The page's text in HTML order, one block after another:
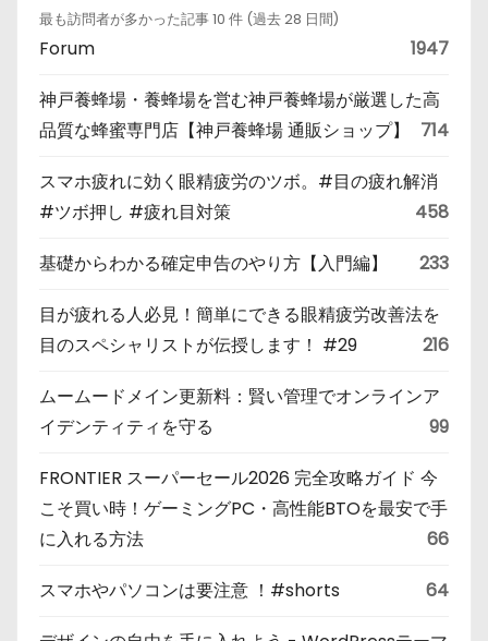
最も訪問者が多かった記事 10 件 (過去 28 日間)
Forum 1947
神戸養蜂場・養蜂場を営む神戸養蜂場が厳選した高
品質な蜂蜜専門店【神戸養蜂場 通販ショップ】
714
スマホ疲れに効く眼精疲労のツボ。#目の疲れ解消
#ツボ押し #疲れ目対策
458
基礎からわかる確定申告のやり方【入門編】 233
目が疲れる人必見！簡単にできる眼精疲労改善法を
目のスペシャリストが伝授します！ #29
216
ムームードメイン更新料：賢い管理でオンラインア
イデンティティを守る
99
FRONTIER スーパーセール2026 完全攻略ガイド 今
こそ買い時！ゲーミングPC・高性能BTOを最安で手
に入れる方法
66
スマホやパソコンは要注意 ！#shorts 64